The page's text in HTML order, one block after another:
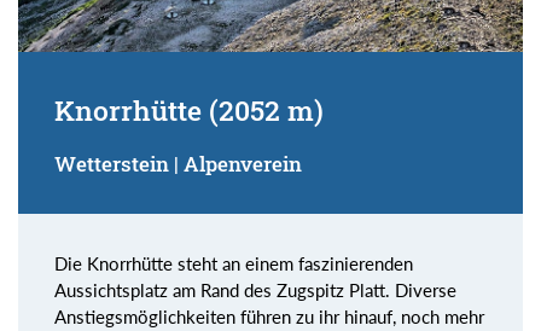
Knorrhütte (2052 m)
Wetterstein | Alpenverein
Die Knorrhütte steht an einem faszinierenden
Aussichtsplatz am Rand des Zugspitz Platt. Diverse
Anstiegsmöglichkeiten führen zu ihr hinauf, noch mehr